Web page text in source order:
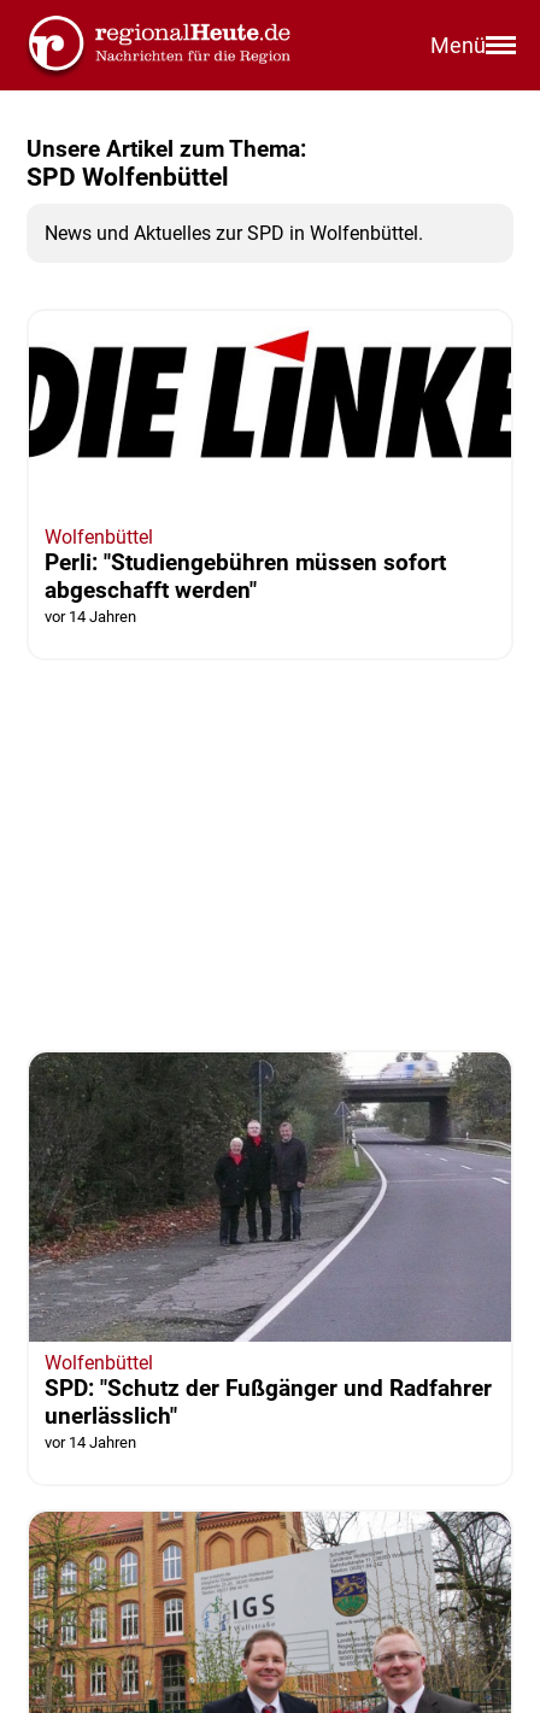
Menü
Unsere Artikel zum Thema:
SPD Wolfenbüttel
News und Aktuelles zur SPD in Wolfenbüttel.
Wolfenbüttel
Perli: "Studiengebühren müssen sofort
abgeschafft werden"
vor 14 Jahren
Wolfenbüttel
SPD: "Schutz der Fußgänger und Radfahrer
unerlässlich"
vor 14 Jahren